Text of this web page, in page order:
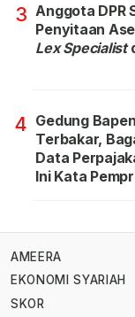
3 Anggota DPR
Penyitaan
Lex Specialist
4 Gedung
Terbakar,
Data
Ini Kata
AMEERA
EKONOMI SYARIAH
SKOR